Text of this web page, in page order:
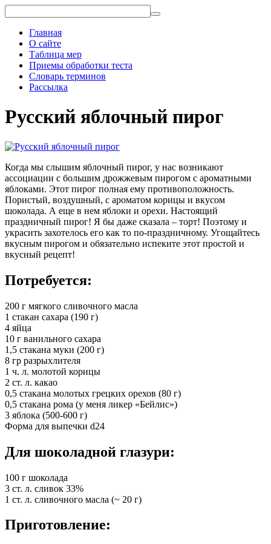
Главная
О сайте
Таблица мер
Приемы обработки теста
Словарь терминов
Рассылка
Русский яблочный пирог
Когда мы слышим яблочный пирог, у нас возникают
ассоциации с большим дрожжевым пирогом с ароматными
яблоками. Этот пирог полная ему противоположность.
Пористый, воздушный, с ароматом корицы и вкусом
шоколада. А еще в нем яблоки и орехи. Настоящий
праздничный пирог! Я бы даже сказала – торт! Поэтому и
украсить захотелось его как то по-праздничному. Угощайтесь
вкусным пирогом и обязательно испеките этот простой и
вкусный рецепт!
Потребуется:
200 г мягкого сливочного масла
1 стакан сахара (190 г)
4 яйца
10 г ванильного сахара
1,5 стакана муки (200 г)
8 гр разрыхлителя
1 ч. л. молотой корицы
2 ст. л. какао
0,5 стакана молотых грецких орехов (80 г)
0,5 стакана рома (у меня ликер «Бейлис»)
3 яблока (500-600 г)
Форма для выпечки d24
Для шоколадной глазури:
100 г шоколада
3 ст. л. сливок 33%
1 ст. л. сливочного масла (~ 20 г)
Приготовление: